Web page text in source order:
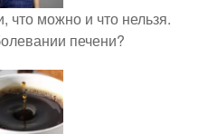
что можно и что нельзя.
печени?